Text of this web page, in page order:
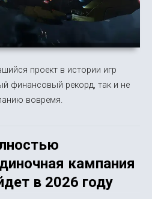
проект в истории игр
финансовый рекорд, так и не
вовремя.
кампания
в 2026 году